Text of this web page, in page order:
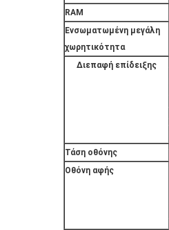
RAM
Ενσωματωμένη μεγάλη
χωρητικότητα
Διεπαφή επίδειξης
Τάση οθόνης
Οθόνη αφής